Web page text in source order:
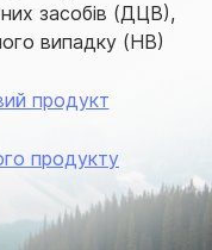
засобів (ДЦВ),
випадку (НВ)
продукт
продукту